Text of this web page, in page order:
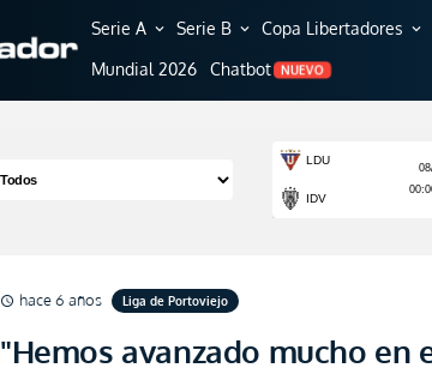
Serie A expand_more Serie B expand_more Copa Libertadores expand_more
Mundial 2026 Chatbot NUEVO
schedule hace 6 años Liga de Portoviejo
"Hemos avanzado mucho en